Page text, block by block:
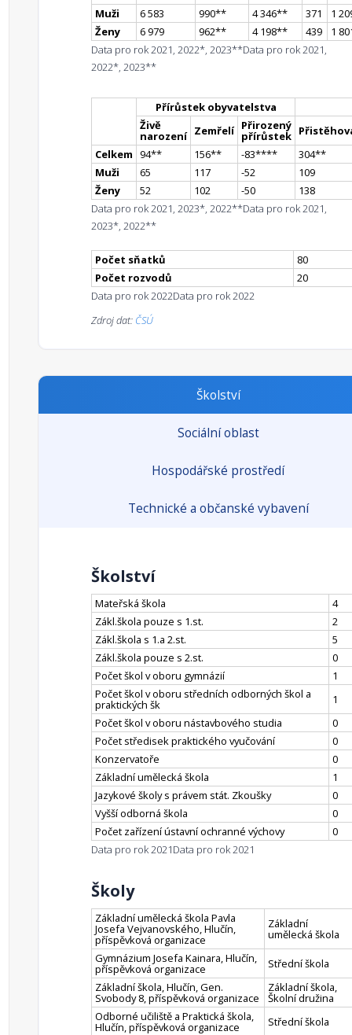
Muži
6 583 990** 4 346** 371
1
Ženy
6 979 962** 4 198** 439
1
Data pro rok 2021, 2022*, 2023**Data pro rok 2021,
2022*, 2023**
Přírůstek obyvatelstva
Živě
narození Zemřelí Přirozený
přírůstek
Celkem 94** 156** -83**** 304**
Muži
65 117 -52
109
Ženy
52 102 -50
138
Data pro rok 2021, 2023*, 2022**Data pro rok 2021,
2023*, 2022**
Počet sňatků
80
Počet rozvodů
20
Data pro rok 2022Data pro rok 2022
Zdroj dat: ČSÚ
Školství
Sociální oblast
Hospodářské prostředí
Technické a občanské vybavení
Školství
Mateřská škola
4
Zákl.škola pouze s 1.st.
2
Zákl.škola s 1.a 2.st.
5
Zákl.škola pouze s 2.st.
0
Počet škol v oboru gymnázií
1
Počet škol v oboru středních odborných škol a
praktických šk
1
Počet škol v oboru nástavbového studia
0
Počet středisek praktického vyučování
0
Konzervatoře
0
Základní umělecká škola
1
Jazykové školy s právem stát. Zkoušky
0
Vyšší odborná škola
0
Počet zařízení ústavní ochranné výchovy
0
Data pro rok 2021Data pro rok 2021
Školy
Základní umělecká škola Pavla
Josefa Vejvanovského, Hlučín,
příspěvková organizace
Základní
umělecká škola
Gymnázium Josefa Kainara, Hlučín,
příspěvková organizace
Střední škola
Základní škola, Hlučín, Gen.
Svobody 8, příspěvková organizace
Základní škola,
Školní družina
Odborné učiliště a Praktická škola,
Hlučín, příspěvková organizace
Střední škola